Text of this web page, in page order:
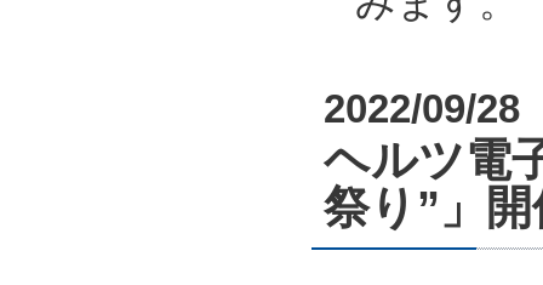
2022/09/28
ヘルツ電
祭り”」